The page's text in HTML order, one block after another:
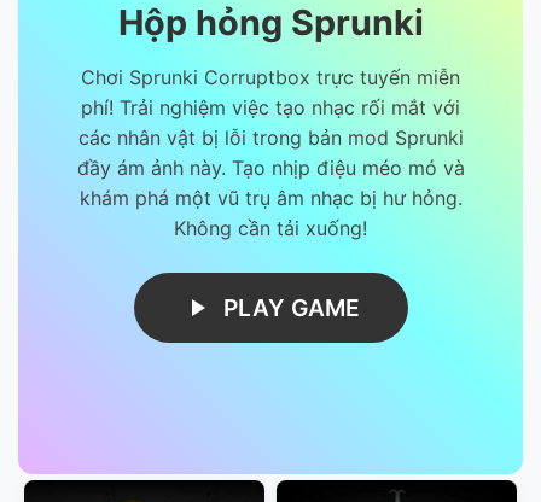
Hộp hỏng Sprunki
Chơi Sprunki Corruptbox trực tuyến miễn
phí! Trải nghiệm việc tạo nhạc rối mắt với
các nhân vật bị lỗi trong bản mod Sprunki
đầy ám ảnh này. Tạo nhịp điệu méo mó và
khám phá một vũ trụ âm nhạc bị hư hỏng.
Không cần tải xuống!
PLAY GAME